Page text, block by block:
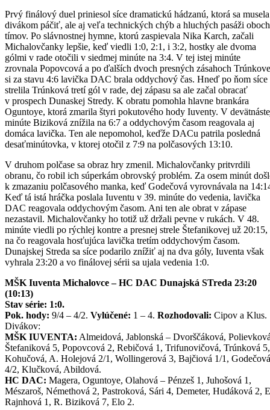
Prvý finálový duel priniesol síce dramatickú hádzanú, ktorá sa musela
divákom páčiť, ale aj veľa technických chýb a hluchých pasáži oboch
tímov. Po slávnostnej hymne, ktorú zaspievala Nika Karch, začali
Michalovčanky lepšie, keď viedli 1:0, 2:1, i 3:2, hostky ale dvoma
gólmi v rade otočili v siedmej minúte na 3:4. V tej istej minúte
zrovnala Popovcová a po ďalších dvoch presných zásahoch
si za stavu 4:6 lavička DAC brala oddychový čas. Hneď po ňom síce
strelila Trúnková tretí gól v rade, dej zápasu sa ale začal obracať
v prospech Dunaskej Stredy. K obratu pomohla hlavne brankára
Oguntoye, ktorá zmarila štyri pokutového hody Iuventy. V
minúte Biziková znížila na 6:7 a oddychovým časom reagovala aj
domáca lavička. Ten ale nepomohol, keďže DACu patrila posledná
desaťminútovka, v ktorej otočil z 7:9 na polčasových 13:10.
V druhom polčase sa obraz hry zmenil. Michalovčanky pritvrdili
obranu, čo robil ich súperkám obrovský problém. Za osem minút
k zmazaniu polčasového manka, keď Godečová vyrovnávala na
Keď tá istá hráčka poslala Iuventu v 39. minúte do vedenia, lavička
DAC reagovala oddychovým časom. Ani ten ale obrat v zápase
nezastavil. Michalovčanky ho totiž už držali pevne v rukách. V 48.
minúte viedli po rýchlej kontre a presnej strele Štefanikovej už 20:15,
na čo reagovala hosťujúca lavička tretím oddychovým časom.
Dunajskej Streda sa síce podarilo znížiť aj na dva góly, Iuventa však
vyhrala 23:20 a vo finálovej sérii sa ujala vedenia 1:0.
MŠK Iuventa Michalovce – HC DAC Dunajská STreda 23:20
(10:13)
Stav série: 1:0.
Pok. hody: 9/4 – 4/2. Vylúčené: 1 – 4. Rozhodovali: Cipov a Klus.
Divákov:
MŠK IUVENTA: Almeidová, Jablonská – Dvorščáková,
Štefaniková 5, Popovcová 2, Rebičová 1, Trifunovičová, Trúnková 5,
Kohučová, A. Holejová 2/1, Wollingerová 3, Bajčiová 1/1, Godečová
4/2, Klučková, Abildová.
HC DAC: Magera, Oguntoye, Olahová – Pénzeš 1, Juhošová 1,
Mészaroš, Némethová 2, Pastroková, Sári 4, Demeter, Hudáková 2,
Rajnhová 1, R. Biziková 7, Elo 2.